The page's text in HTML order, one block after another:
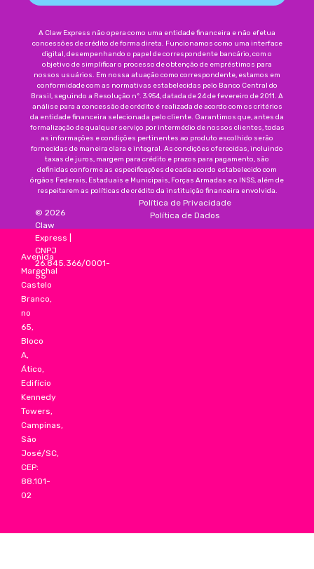
A Claw Express não opera como uma entidade financeira e não efetua
concessões de crédito de forma direta. Funcionamos como uma interface
digital, desempenhando o papel de correspondente bancário, com o
objetivo de simplificar o processo de obtenção de empréstimos para
nossos usuários. Em nossa atuação como correspondente, estamos em
conformidade com as normativas estabelecidas pelo Banco Central do
Brasil, seguindo a Resolução nº. 3.954, datada de 24 de fevereiro de 2011. A
análise para a concessão de crédito é realizada de acordo com os critérios
da entidade financeira selecionada pelo cliente. Garantimos que, antes da
formalização de qualquer serviço por intermédio de nossos clientes, todas
as informações e condições pertinentes ao produto escolhido serão
fornecidas de maneira clara e integral. As condições oferecidas, incluindo
taxas de juros, margem para crédito e prazos para pagamento, são
definidas conforme as especificações de cada acordo estabelecido com
órgãos Federais, Estaduais e Municipais, Forças Armadas e o INSS, além de
respeitarem as políticas de crédito da instituição financeira envolvida.
Avenida
Marechal
Castelo
Branco,
no
65,
Bloco
A,
Ático,
Edifício
Kennedy
Towers,
Campinas,
São
José/SC,
CEP:
88.101-
02
© 2026
Claw
Express
CNPJ
26.845.366/0001-
55
Política de Privacidade
Política de Dados